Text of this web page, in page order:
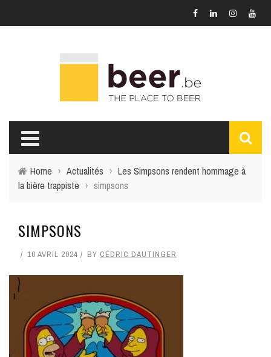
Home › Actualités › Les Simpsons rendent hommage à
la bière trappiste › simpsons
SIMPSONS
10 AVRIL 2024 BY CÉDRIC DAUTINGER